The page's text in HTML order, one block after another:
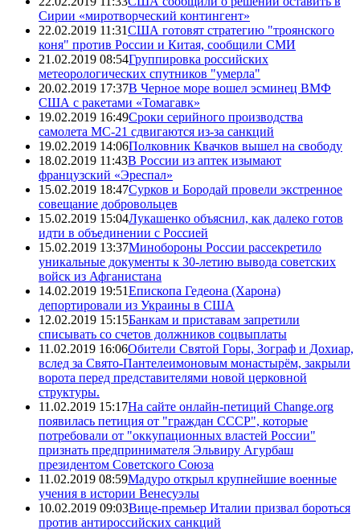
Сирии «миротворческий контингент»
22.02.2019 11:31США готовят стратегию "троянского
коня" против России и Китая, сообщили СМИ
21.02.2019 08:54Группировка российских
метеорологических спутников "умерла"
20.02.2019 17:37В Черное море вошел эсминец ВМФ
США с ракетами «Томагавк»
19.02.2019 16:49Сроки серийного производства
самолета МС-21 сдвигаются из-за санкций
19.02.2019 14:06Полковник Квачков вышел на свободу
18.02.2019 11:43В России из аптек изымают
французский «Эреспал»
15.02.2019 18:47Сурков и Бородай провели экстренное
совещание добровольцев
15.02.2019 15:04Лукашенко объяснил, как далеко готов
идти в объединении с Россией
15.02.2019 13:37Минобороны России рассекретило
уникальные документы к 30-летию вывода советских
войск из Афганистана
14.02.2019 19:51Епископа Гедеона (Харона)
депортировали из Украины в США
12.02.2019 15:15Банкам и приставам запретили
списывать со счетов должников соцвыплаты
11.02.2019 16:06Обители Святой Горы, Зограф и Дохиар,
вслед за Свято-Пантелеимоновым монастырём, закрыли
ворота перед представителями новой церковной
структуры.
11.02.2019 15:17На сайте онлайн-петиций Change.org
появилась петиция от "граждан СССР", которые
потребовали от "оккупационных властей России"
признать предпринимателя Эльвиру Агурбаш
президентом Советского Союза
11.02.2019 08:59Мадуро открыл крупнейшие военные
учения в истории Венесуэлы
10.02.2019 09:03Вице-премьер Италии призвал бороться
против антироссийских санкций